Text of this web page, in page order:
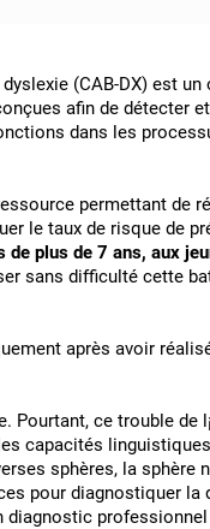
(CAB-DX) est
afin de détecter
dans les
permettant de
le taux de risque de
de plus de 7 ans, aux
sans difficulté cette
après avoir
ce trouble de
capacités
sphères, la sphère
pour diagnostiquer la